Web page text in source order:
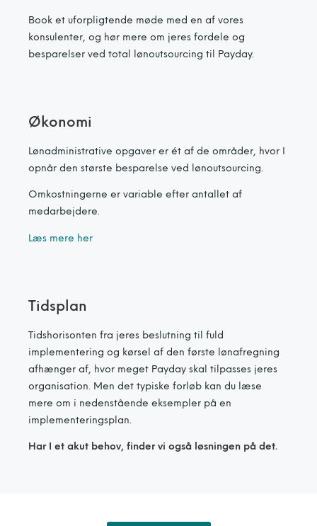
Book et uforpligtende møde med en af vores
konsulenter, og hør mere om jeres fordele og
besparelser ved total lønoutsourcing til Payday.
Økonomi
Lønadministrative opgaver er ét af de områder, hvor I
opnår den største besparelse ved lønoutsourcing.
Omkostningerne er variable efter antallet af
medarbejdere.
Læs mere her
Tidsplan
Tidshorisonten fra jeres beslutning til fuld
implementering og kørsel af den første lønafregning
afhænger af, hvor meget Payday skal tilpasses jeres
organisation. Men det typiske forløb kan du læse
mere om i nedenstående eksempler på en
implementeringsplan.
Har I et akut behov, finder vi også løsningen på det.